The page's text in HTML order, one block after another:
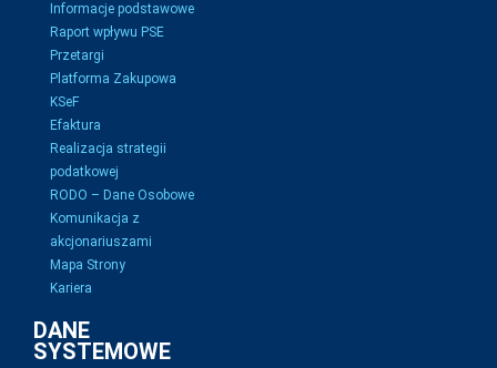
Informacje podstawowe
Raport wpływu PSE
Przetargi
Platforma Zakupowa
KSeF
Efaktura
Realizacja strategii
podatkowej
RODO – Dane Osobowe
Komunikacja z
akcjonariuszami
Mapa Strony
Kariera
DANE
SYSTEMOWE